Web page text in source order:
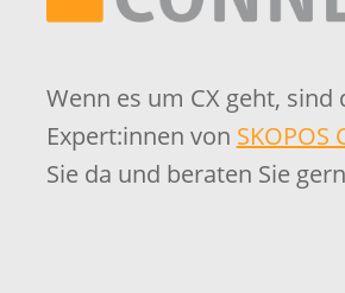
Wenn es um CX geht, sind
Expert:innen von SKOPOS
Sie da und beraten Sie